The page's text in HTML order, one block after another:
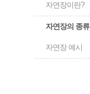
자연장이란?
자연장의 종류
자연장 예시